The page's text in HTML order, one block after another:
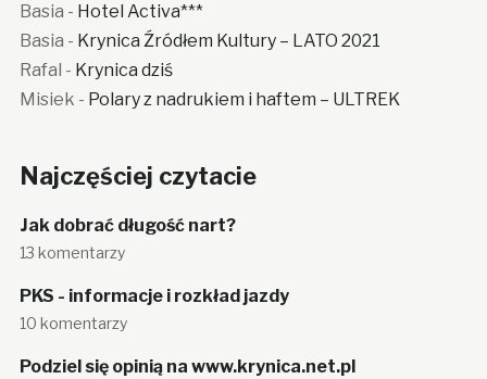
Basia - Hotel Activa***
Basia - Krynica Źródłem Kultury – LATO 2021
Rafal - Krynica dziś
Misiek - Polary z nadrukiem i haftem – ULTREK
Najczęściej czytacie
Jak dobrać długość nart?
13 komentarzy
PKS - informacje i rozkład jazdy
10 komentarzy
Podziel się opinią na www.krynica.net.pl